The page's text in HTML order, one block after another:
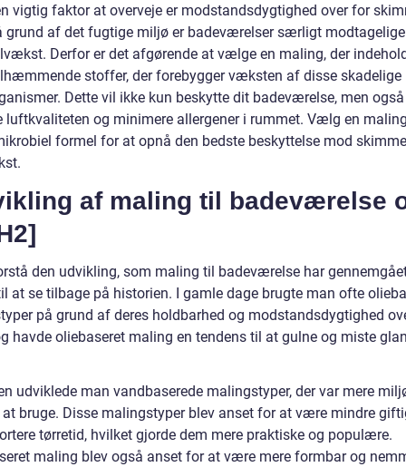
vigtig faktor at overveje er modstandsdygtighed over for
grund af det fugtige miljø er badeværelser særligt
Derfor er det afgørende at vælge en maling, der
stoffer, der forebygger væksten af disse skadelige
Dette vil ikke kun beskytte dit badeværelse, men også
luftkvaliteten og minimere allergener i rummet. Vælg en
formel for at opnå den bedste beskyttelse mod
af maling til badeværelse
den udvikling, som maling til badeværelse har
at se tilbage på historien. I gamle dage brugte man ofte
på grund af deres holdbarhed og modstandsdygtighed
havde oliebaseret maling en tendens til at gulne og miste
udviklede man vandbaserede malingstyper, der var mere
at bruge. Disse malingstyper blev anset for at være mindre
tørretid, hvilket gjorde dem mere praktiske og populære.
maling blev også anset for at være mere formbar og